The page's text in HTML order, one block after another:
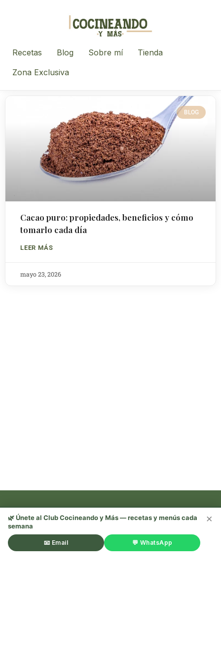
Recetas Blog Sobre mí
Tienda
Zona Exclusiva
BLOG
Cacao puro: propiedades, beneficios y cómo
tomarlo cada día
LEER MÁS
mayo 23, 2026
Recetas, trucos y mucho más —
¡sígueme en redes! 🌿
×
🌿 Únete al Club Cocineando y Más — recetas y menús cada
semana
📧 Email 💬 WhatsApp